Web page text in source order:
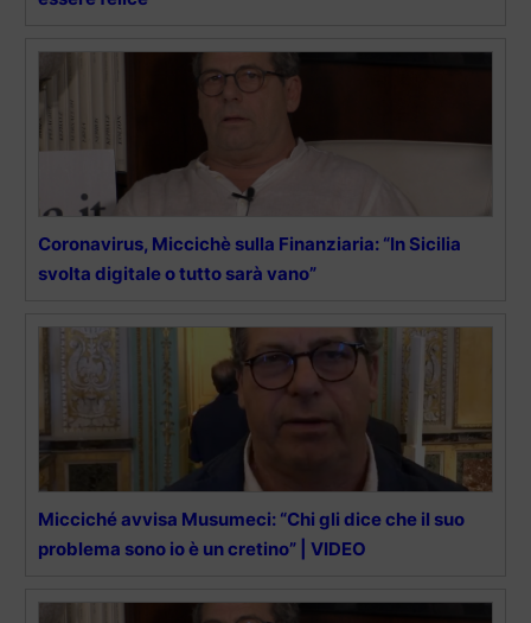
Coronavirus, Miccichè sulla Finanziaria: “In Sicilia
svolta digitale o tutto sarà vano”
Micciché avvisa Musumeci: “Chi gli dice che il suo
problema sono io è un cretino” | VIDEO